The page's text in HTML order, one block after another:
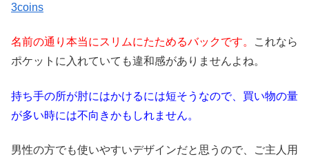
3coins
名前の通り本当にスリムにたためるバックです。
これなら
ポケットに入れていても違和感がありませんよね。
持ち手の所が肘にはかけるには短そうなので、買い物の量
が多い時には不向きかもしれません。
男性の方でも使いやすいデザインだと思うので、ご主人用